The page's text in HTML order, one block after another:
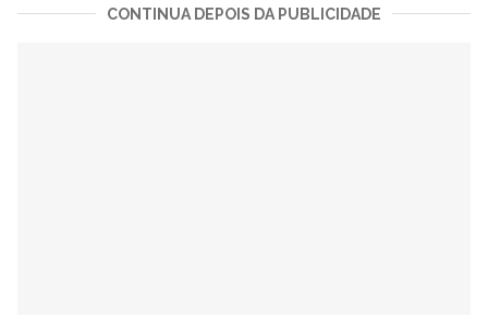
CONTINUA DEPOIS DA PUBLICIDADE